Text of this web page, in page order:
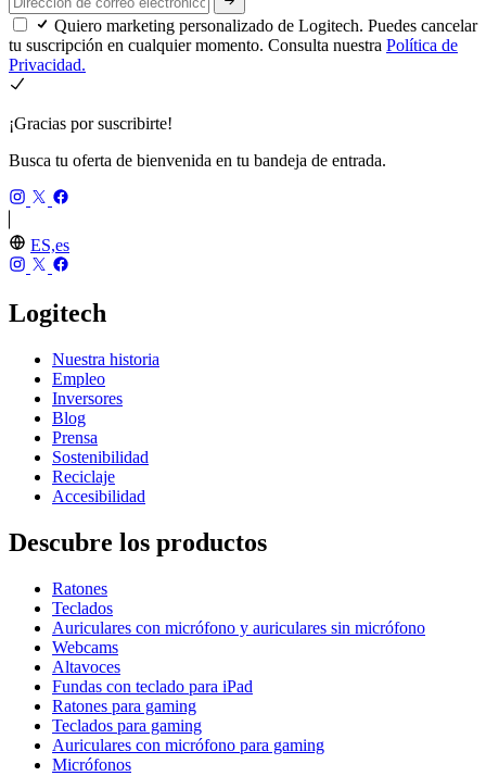
Quiero marketing personalizado de Logitech. Puedes cancelar
tu suscripción en cualquier momento. Consulta nuestra Política de
Privacidad.
¡Gracias por suscribirte!
Busca tu oferta de bienvenida en tu bandeja de entrada.
ES,es
Logitech
Nuestra historia
Empleo
Inversores
Blog
Prensa
Sostenibilidad
Reciclaje
Accesibilidad
Descubre los productos
Ratones
Teclados
Auriculares con micrófono y auriculares sin micrófono
Webcams
Altavoces
Fundas con teclado para iPad
Ratones para gaming
Teclados para gaming
Auriculares con micrófono para gaming
Micrófonos